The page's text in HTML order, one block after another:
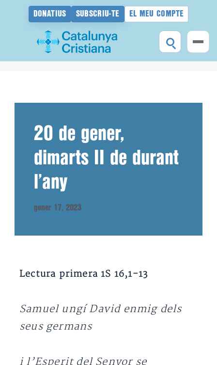
DONATIUS SUBSCRIU-TE EL MEU COMPTE
20 de gener,
dimarts II de durant
l’any
gener 17, 2023
Lectura primera 1S 16,1-13
Samuel ungí David enmig dels
seus germans
i l’Esperit del Senyor se